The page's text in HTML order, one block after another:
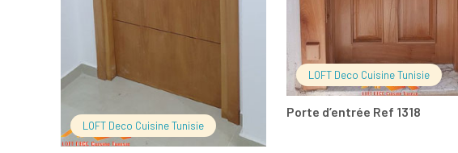
LOFT Deco Cuisine Tunisie
LOFT Deco Cuisine Tunisie
Porte d’entrée Ref 1318